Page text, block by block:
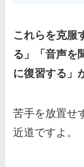
これらを克服
る」「音声を
に復習する」
苦手を放置せ
近道ですよ。